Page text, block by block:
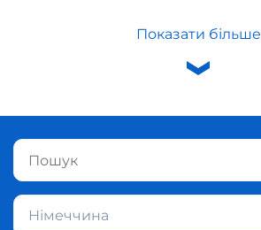
Показати більше
Німеччина